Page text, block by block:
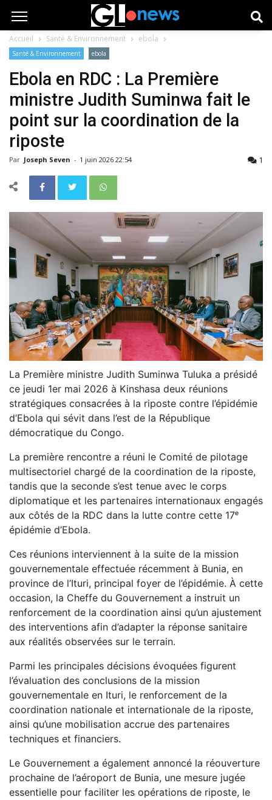
Accueil Santé & Environnement ebola
Santé & Environnement ebola
Ebola en RDC : La Première
ministre Judith Suminwa fait le
point sur la coordination de la
riposte
Par Joseph Seven - 1 juin 2026 22:54 1
La Première ministre Judith Suminwa Tuluka a présidé
ce jeudi 1er mai 2026 à Kinshasa deux réunions
stratégiques consacrées à la riposte contre l’épidémie
d’Ebola qui sévit dans l’est de la République
démocratique du Congo.
La première rencontre a réuni le Comité de pilotage
multisectoriel chargé de la coordination de la riposte,
tandis que la seconde s’est tenue avec le corps
diplomatique et les partenaires internationaux engagés
aux côtés de la RDC dans la lutte contre cette 17ᵉ
épidémie d’Ebola.
Ces réunions interviennent à la suite de la mission
gouvernementale effectuée récemment à Bunia, en
province de l’Ituri, principal foyer de l’épidémie. À cette
occasion, la Cheffe du Gouvernement a instruit un
renforcement de la coordination ainsi qu’un ajustement
des interventions afin d’adapter la réponse sanitaire
aux réalités observées sur le terrain.
Parmi les principales décisions évoquées figurent
l’évaluation des conclusions de la mission
gouvernementale en Ituri, le renforcement de la
coordination nationale et internationale de la riposte,
ainsi qu’une mobilisation accrue des partenaires
techniques et financiers.
Le Gouvernement a également annoncé la réouverture
prochaine de l’aéroport de Bunia, une mesure jugée
essentielle pour faciliter les opérations de riposte, le